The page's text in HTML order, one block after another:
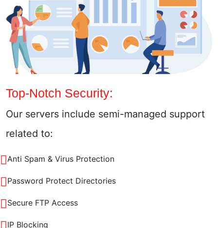
Top-Notch Security:
Our servers include semi-managed support
related to:
Anti Spam & Virus Protection
Password Protect Directories
Secure FTP Access
IP Blocking